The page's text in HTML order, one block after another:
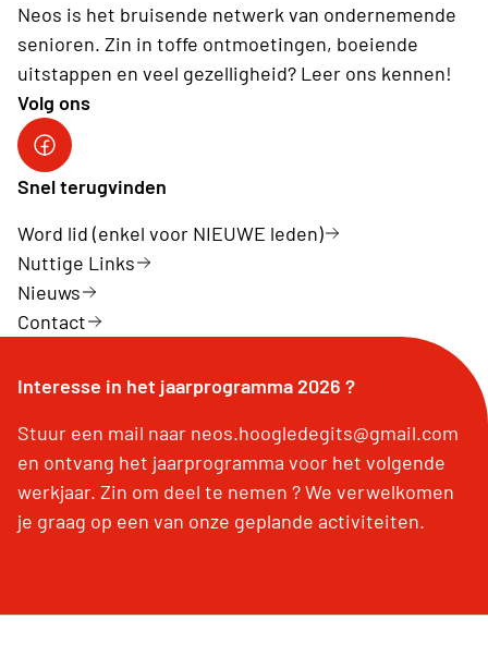
Neos is het bruisende netwerk van ondernemende
senioren. Zin in toffe ontmoetingen, boeiende
uitstappen en veel gezelligheid? Leer ons kennen!
Volg ons
Snel terugvinden
Word lid (enkel voor NIEUWE leden)
Nuttige Links
Nieuws
Contact
Interesse in het jaarprogramma 2026 ?
Stuur een mail naar neos.hoogledegits@gmail.com
en ontvang het jaarprogramma voor het volgende
werkjaar. Zin om deel te nemen ? We verwelkomen
je graag op een van onze geplande activiteiten.